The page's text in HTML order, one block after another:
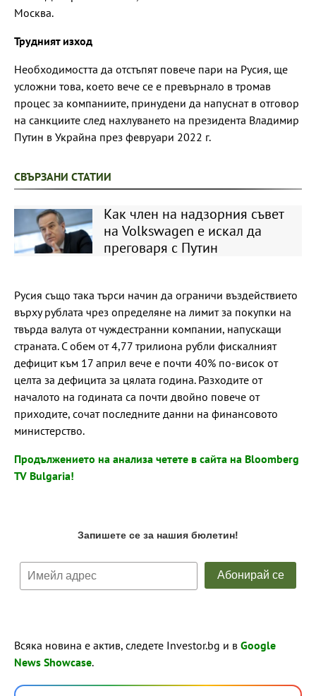
Москва.
Трудният изход
Необходимостта да отстъпят повече пари на Русия, ще
усложни това, което вече се е превърнало в тромав
процес за компаниите, принудени да напуснат в отговор
на санкциите след нахлуването на президента Владимир
Путин в Украйна през февруари 2022 г.
СВЪРЗАНИ СТАТИИ
Как член на надзорния съвет
на Volkswagen е искал да
преговаря с Путин
Русия също така търси начин да ограничи въздействието
върху рублата чрез определяне на лимит за покупки на
твърда валута от чуждестранни компании, напускащи
страната. С обем от 4,77 трилиона рубли фискалният
дефицит към 17 април вече е почти 40% по-висок от
целта за дефицита за цялата година. Разходите от
началото на годината са почти двойно повече от
приходите, сочат последните данни на финансовото
министерство.
Продължението на анализа четете в сайта на Bloomberg
TV Bulgaria!
Всяка новина е актив, следете Investor.bg и в Google
News Showcase.